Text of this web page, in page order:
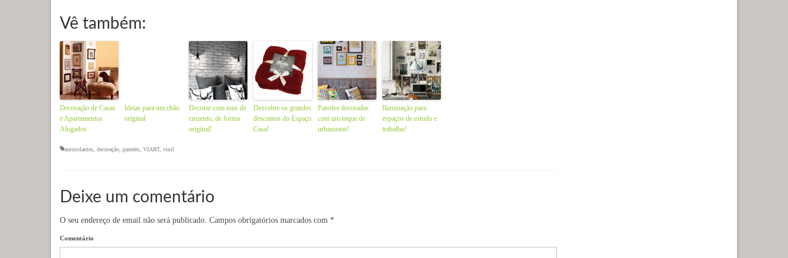
Vê também:
Decoração de Casas
e Apartamentos
Alugados
Ideias para um chão
original
Decorar com tons de
cinzento, de forma
original!
Descobre os grandes
descontos do Espaço
Casa!
Paredes decoradas
com um toque de
urbanismo!
Iluminação para
espaços de estudo e
trabalho!
autocolantes decoração paredes VIART, vinil
Deixe um comentário
O seu endereço de email não será publicado. Campos obrigatórios marcados com *
Comentário